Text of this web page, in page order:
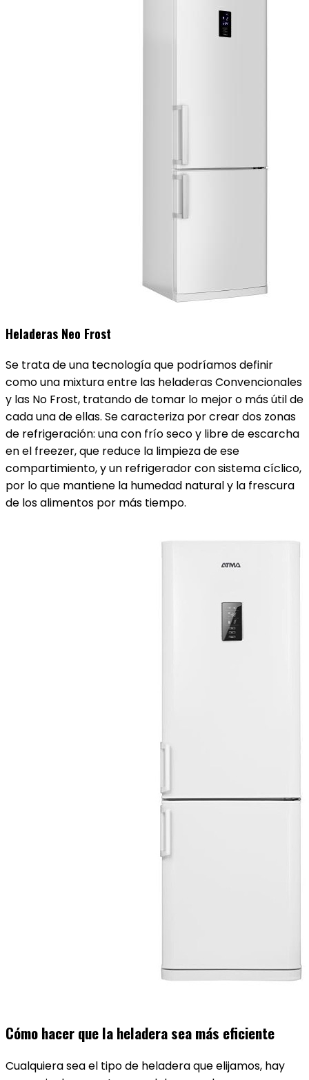
Heladeras Neo Frost
Se trata de una tecnología que podríamos definir
como una mixtura entre las heladeras Convencionales
y las No Frost, tratando de tomar lo mejor o más útil de
cada una de ellas. Se caracteriza por crear dos zonas
de refrigeración: una con frío seco y libre de escarcha
en el freezer, que reduce la limpieza de ese
compartimiento, y un refrigerador con sistema cíclico,
por lo que mantiene la humedad natural y la frescura
de los alimentos por más tiempo.
Cómo hacer que la heladera sea más eficiente
Cualquiera sea el tipo de heladera que elijamos, hay